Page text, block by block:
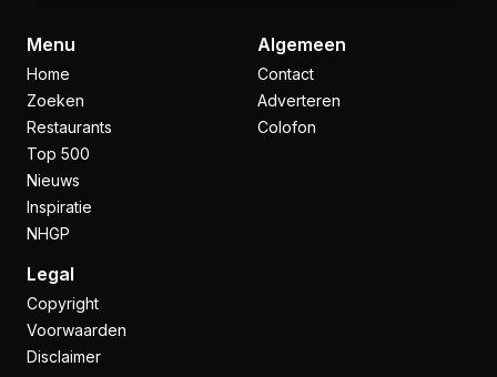
Menu
Home
Zoeken
Restaurants
Top 500
Nieuws
Inspiratie
NHGP
Algemeen
Contact
Adverteren
Colofon
Legal
Copyright
Voorwaarden
Disclaimer